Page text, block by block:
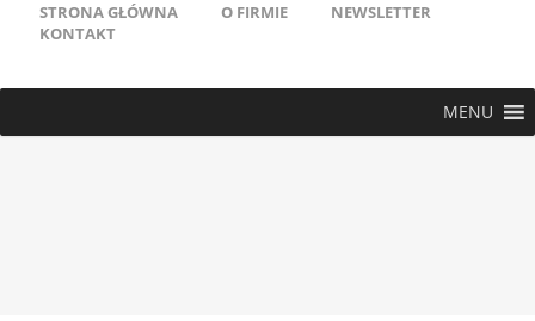
STRONA GŁÓWNA O FIRMIE
NEWSLETTER
KONTAKT
MENU